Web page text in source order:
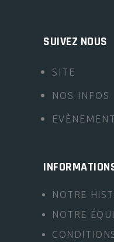
SUIVEZ NOUS
SITE
NOS INFOS
NOTRE
NOTRE